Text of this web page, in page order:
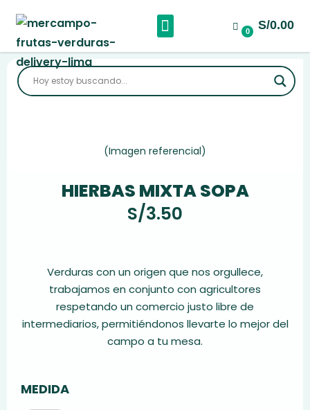
0 S/0.00
(Imagen referencial)
HIERBAS MIXTA SOPA
S/3.50
Verduras con un origen que nos orgullece,
trabajamos en conjunto con agricultores
respetando un comercio justo libre de
intermediarios, permitiéndonos llevarte lo mejor del
campo a tu mesa.
MEDIDA